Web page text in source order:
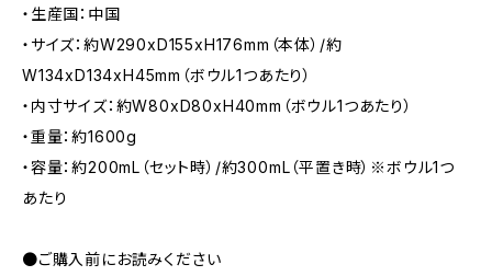
・生産国：中国
・サイズ：約W290xD155xH176mm（本体）/約
W134xD134xH45mm（ボウル1つあたり）
・内寸サイズ：約W80xD80xH40mm（ボウル1つあたり）
・重量：約1600g
・容量：約200mL（セット時）/約300mL（平置き時）※ボウル1つ
あたり
●ご購入前にお読みください